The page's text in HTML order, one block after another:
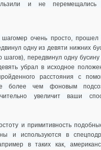
и не
шагомер очень просто,
одну из девяти нижних
передвинул одну бусину
убрал в исходное
расстояния с
более чем фоновым
увеличит ваши
и примитивность
и используются в
в таких как,